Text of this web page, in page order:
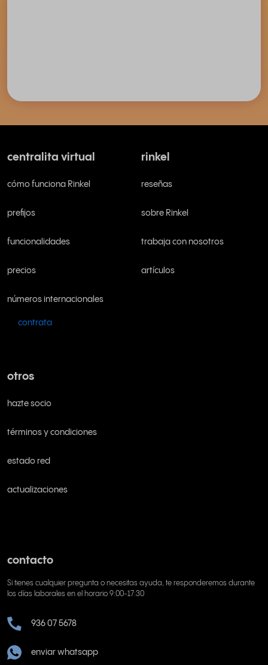
centralita virtual
cómo funciona Rinkel
prefijos
funcionalidades
precios
números internacionales
contrata
rinkel
reseñas
sobre Rinkel
trabaja con nosotros
artículos
otros
hazte socio
términos y condiciones
estado red
actualizaciones
contacto
Si tienes cualquier pregunta o necesitas ayuda, te responderemos durante
los días laborales en el horario 9:00-17:30
936 07 5678
enviar whatsapp